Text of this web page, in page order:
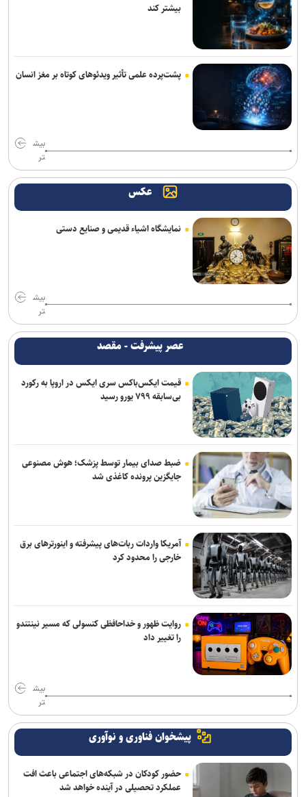
آراسته و کومار به نساجی پیوستند
آخرین رنکینگ جهانی تیراندازان/ رستمیان در رده پنجم؛ گل خندان در
میان ۲۰ نفر برتر و صعود چشمگیر چهل امیرانی
استارت درمان نایب‌قهرمان المپیک و جهان برای شرکت در مسابقات
جهانی قزاقستان
ارائه خدمات رایگان مجموعه توچال به اصحاب رسانه
شکوری: امیدوارم برخلاف گذشته، بتوانیم در رده امید به موفقیت برسیم
جهان که قهرمان ۲ رشته آزاد و فرنگی شده بود
رسمی| پنجره استقلال بسته ماند
روزنامه‌های ورزشی چهارشنبه ۱۴ مرداد ۱۴۰۵
عالیشاه در یک قدمی گل‌گهر
رسمی؛ عالیشاه به گل‌گهر پیوست
اعلام اسامی نامزدهای تایید صلاحیت شده ریاست فدراسیون بدنسازی و
پرورش اندام/ حضور عضو هیات مدیره پرسپولیس
باقری قراردادش را با پیکان تمدید کرد
تکواندو هانمادانگ ۲۰۲۶| پایان کار نمایندگان ایران با کسب ۲۶ مدال
بیشتر کند
پشت‌پرده علمی تأثیر ویدئو‌های کوتاه بر مغز انسان
بیش
تر
عکس
نمایشگاه اشیاء قدیمی و صنایع دستی
بیش
تر
عصر پیشرفت - مقصد
قیمت ایکس‌باکس سری ایکس در اروپا به رکورد
بی‌سابقه ۷۹۹ یورو رسید
ضبط صدای بیمار توسط پزشک؛ هوش مصنوعی
جایگزین پرونده کاغذی شد
آمریکا واردات ربات‌های پیشرفته و اینورترهای برق
خارجی را محدود کرد
روایت ظهور و خداحافظی کنسولی که مسیر نینتندو
را تغییر داد
بیش
تر
پیشخوان فناوری و نوآوری
حضور کودکان در شبکه‌های اجتماعی باعث افت
عملکرد تحصیلی در آینده خواهد شد